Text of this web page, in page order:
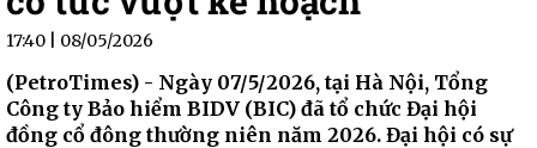
17:40 | 08/05/2026
(PetroTimes) - Ngày 07/5/2026, tại Hà Nội, Tổng
Công ty Bảo hiểm BIDV (BIC) đã tổ chức Đại hội
đồng cổ đông thường niên năm 2026. Đại hội có sự